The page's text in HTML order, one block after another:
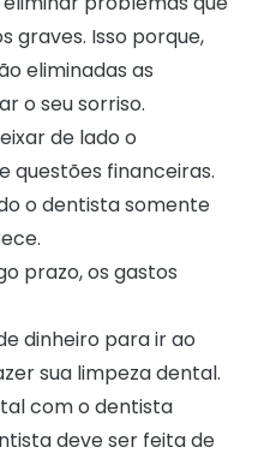
graves. Isso porque,
eliminadas as
o seu sorriso.
de lado o
questões financeiras.
o dentista somente
prazo, os gastos
dinheiro para ir ao
sua limpeza dental.
com o dentista
deve ser feita de